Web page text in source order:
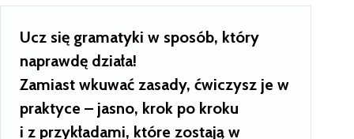
Ucz się gramatyki w sposób, który
naprawdę działa!
Zamiast wkuwać zasady, ćwiczysz je w
praktyce – jasno, krok po kroku
i z przykładami, które zostają w